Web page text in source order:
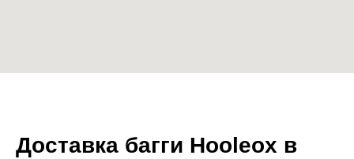
Доставка багги Hooleox в